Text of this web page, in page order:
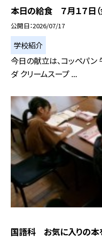
本日の給食 ７月１７日（
公開日 2026/07/17
学校紹介
今日の献立は、コッペパン
ダ クリームスープ ...
国語科 お気に入りの本を